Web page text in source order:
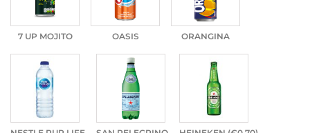
7 UP MOJITO OASIS ORANGINA